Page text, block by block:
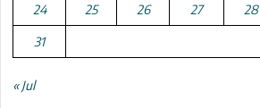
24 25 26 27 28
31
« Jul